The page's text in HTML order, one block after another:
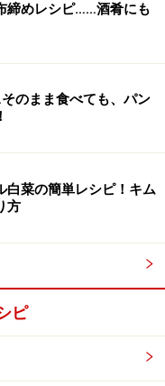
をフライパンで軽く
締めレシピ……酒肴にも
のまま食べても、パン
白菜の簡単レシピ！キム
方
ピ